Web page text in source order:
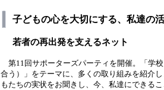
子どもの心を大切にする、私達の
若者の再出発を支えるネット
第11回サポーターズパーティを開催。「学
合う）」をテーマに、多くの取り組みを紹介
もたちの実状をお聞きし、今、私達にできる